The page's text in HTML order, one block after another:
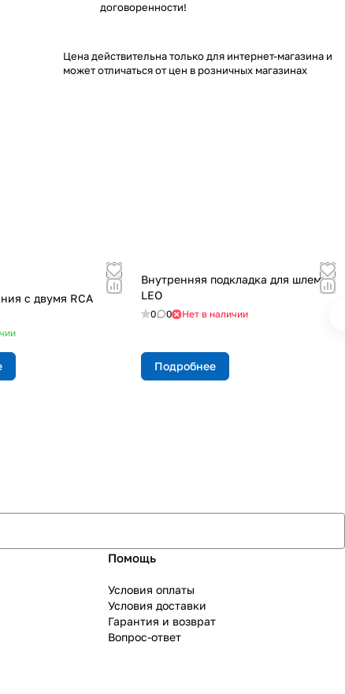
договоренности!
Цена действительна только для интернет-магазина и
может отличаться от цен в розничных магазинах
Внутренняя подкладка для шлемов
LEO
0 0 Нет в наличии
Подробнее
Помощь
Условия оплаты
Условия доставки
Гарантия и возврат
Вопрос-ответ